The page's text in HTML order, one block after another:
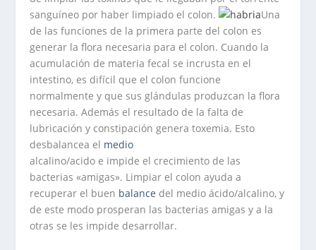
sanguíneo por haber limpiado el colon.
Una
de las funciones de la primera parte del colon es
generar la flora necesaria para el colon. Cuando la
acumulación de materia fecal se incrusta en el
intestino, es difícil que el colon funcione
normalmente y que sus glándulas produzcan la flora
necesaria. Además el resultado de la falta de
lubricación y constipación genera toxemia. Esto
desbalancea el medio
alcalino/acido e impide el crecimiento de las
bacterias «amigas». Limpiar el colon ayuda a
recuperar el buen balance del medio ácido/alcalino, y
de este modo prosperan las bacterias amigas y a la
otras se les impide desarrollar.